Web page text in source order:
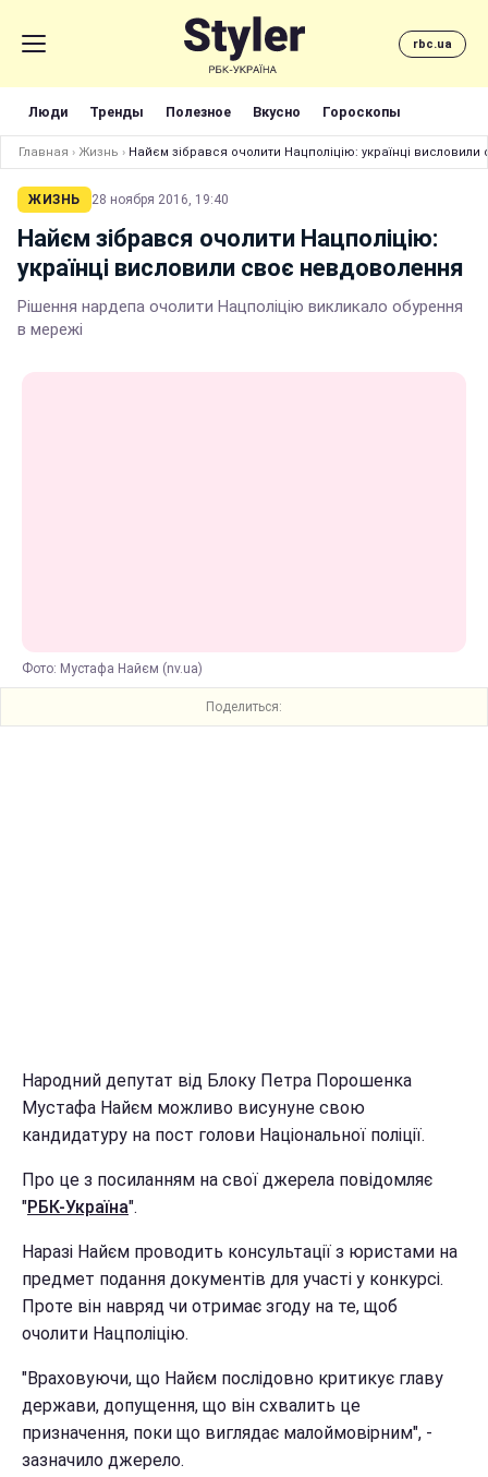
rbc.ua
Люди Тренды Полезное Вкусно Гороскопы
Главная › Жизнь › Найєм зібрався очолити Нацполіцію: українці
ЖИЗНЬ 28 ноября 2016, 19:40
Найєм зібрався очолити Нацполіцію:
українці висловили своє невдоволення
Рішення нардепа очолити Нацполіцію викликало обурення
в мережі
Фото: Мустафа Найєм (nv.ua)
Поделиться:
Народний депутат від Блоку Петра Порошенка
Мустафа Найєм можливо висунуне свою
кандидатуру на пост голови Національної поліції.
Про це з посиланням на свої джерела повідомляє
"РБК-Україна".
Наразі Найєм проводить консультації з юристами на
предмет подання документів для участі у конкурсі.
Проте він навряд чи отримає згоду на те, щоб
очолити Нацполіцію.
"Враховуючи, що Найєм послідовно критикує главу
держави, допущення, що він схвалить це
призначення, поки що виглядає малоймовірним", -
зазначило джерело.